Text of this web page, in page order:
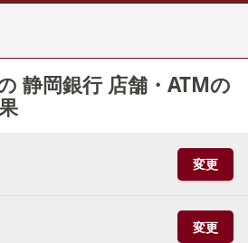
静岡銀行 店舗・ATMの
変更
変更